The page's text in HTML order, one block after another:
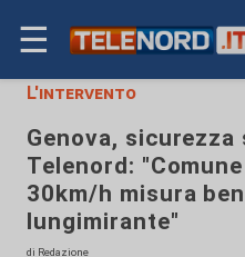
☰
L'intervento
Genova,
Telenord:
30km/h misura
lungimirante"
di Redazione